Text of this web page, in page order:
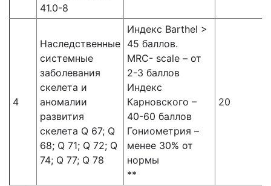
41.0-8
4
Наследственные
системные
заболевания
скелета и
аномалии
развития
скелета Q 67; Q
68; Q 71; Q 72; Q
74; Q 77; Q 78
Индекс Barthel >
45 баллов.
MRC- scale – от
2-3 баллов
Индекс
Карновского –
40-60 баллов
Гониометрия –
менее 30% от
нормы
**
20